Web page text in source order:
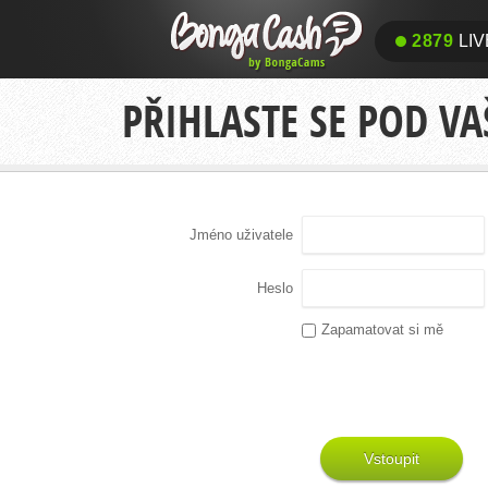
2879
PŘIHLASTE SE POD
Jméno uživatele
Heslo
Zapamatovat si mě
Vstoupit